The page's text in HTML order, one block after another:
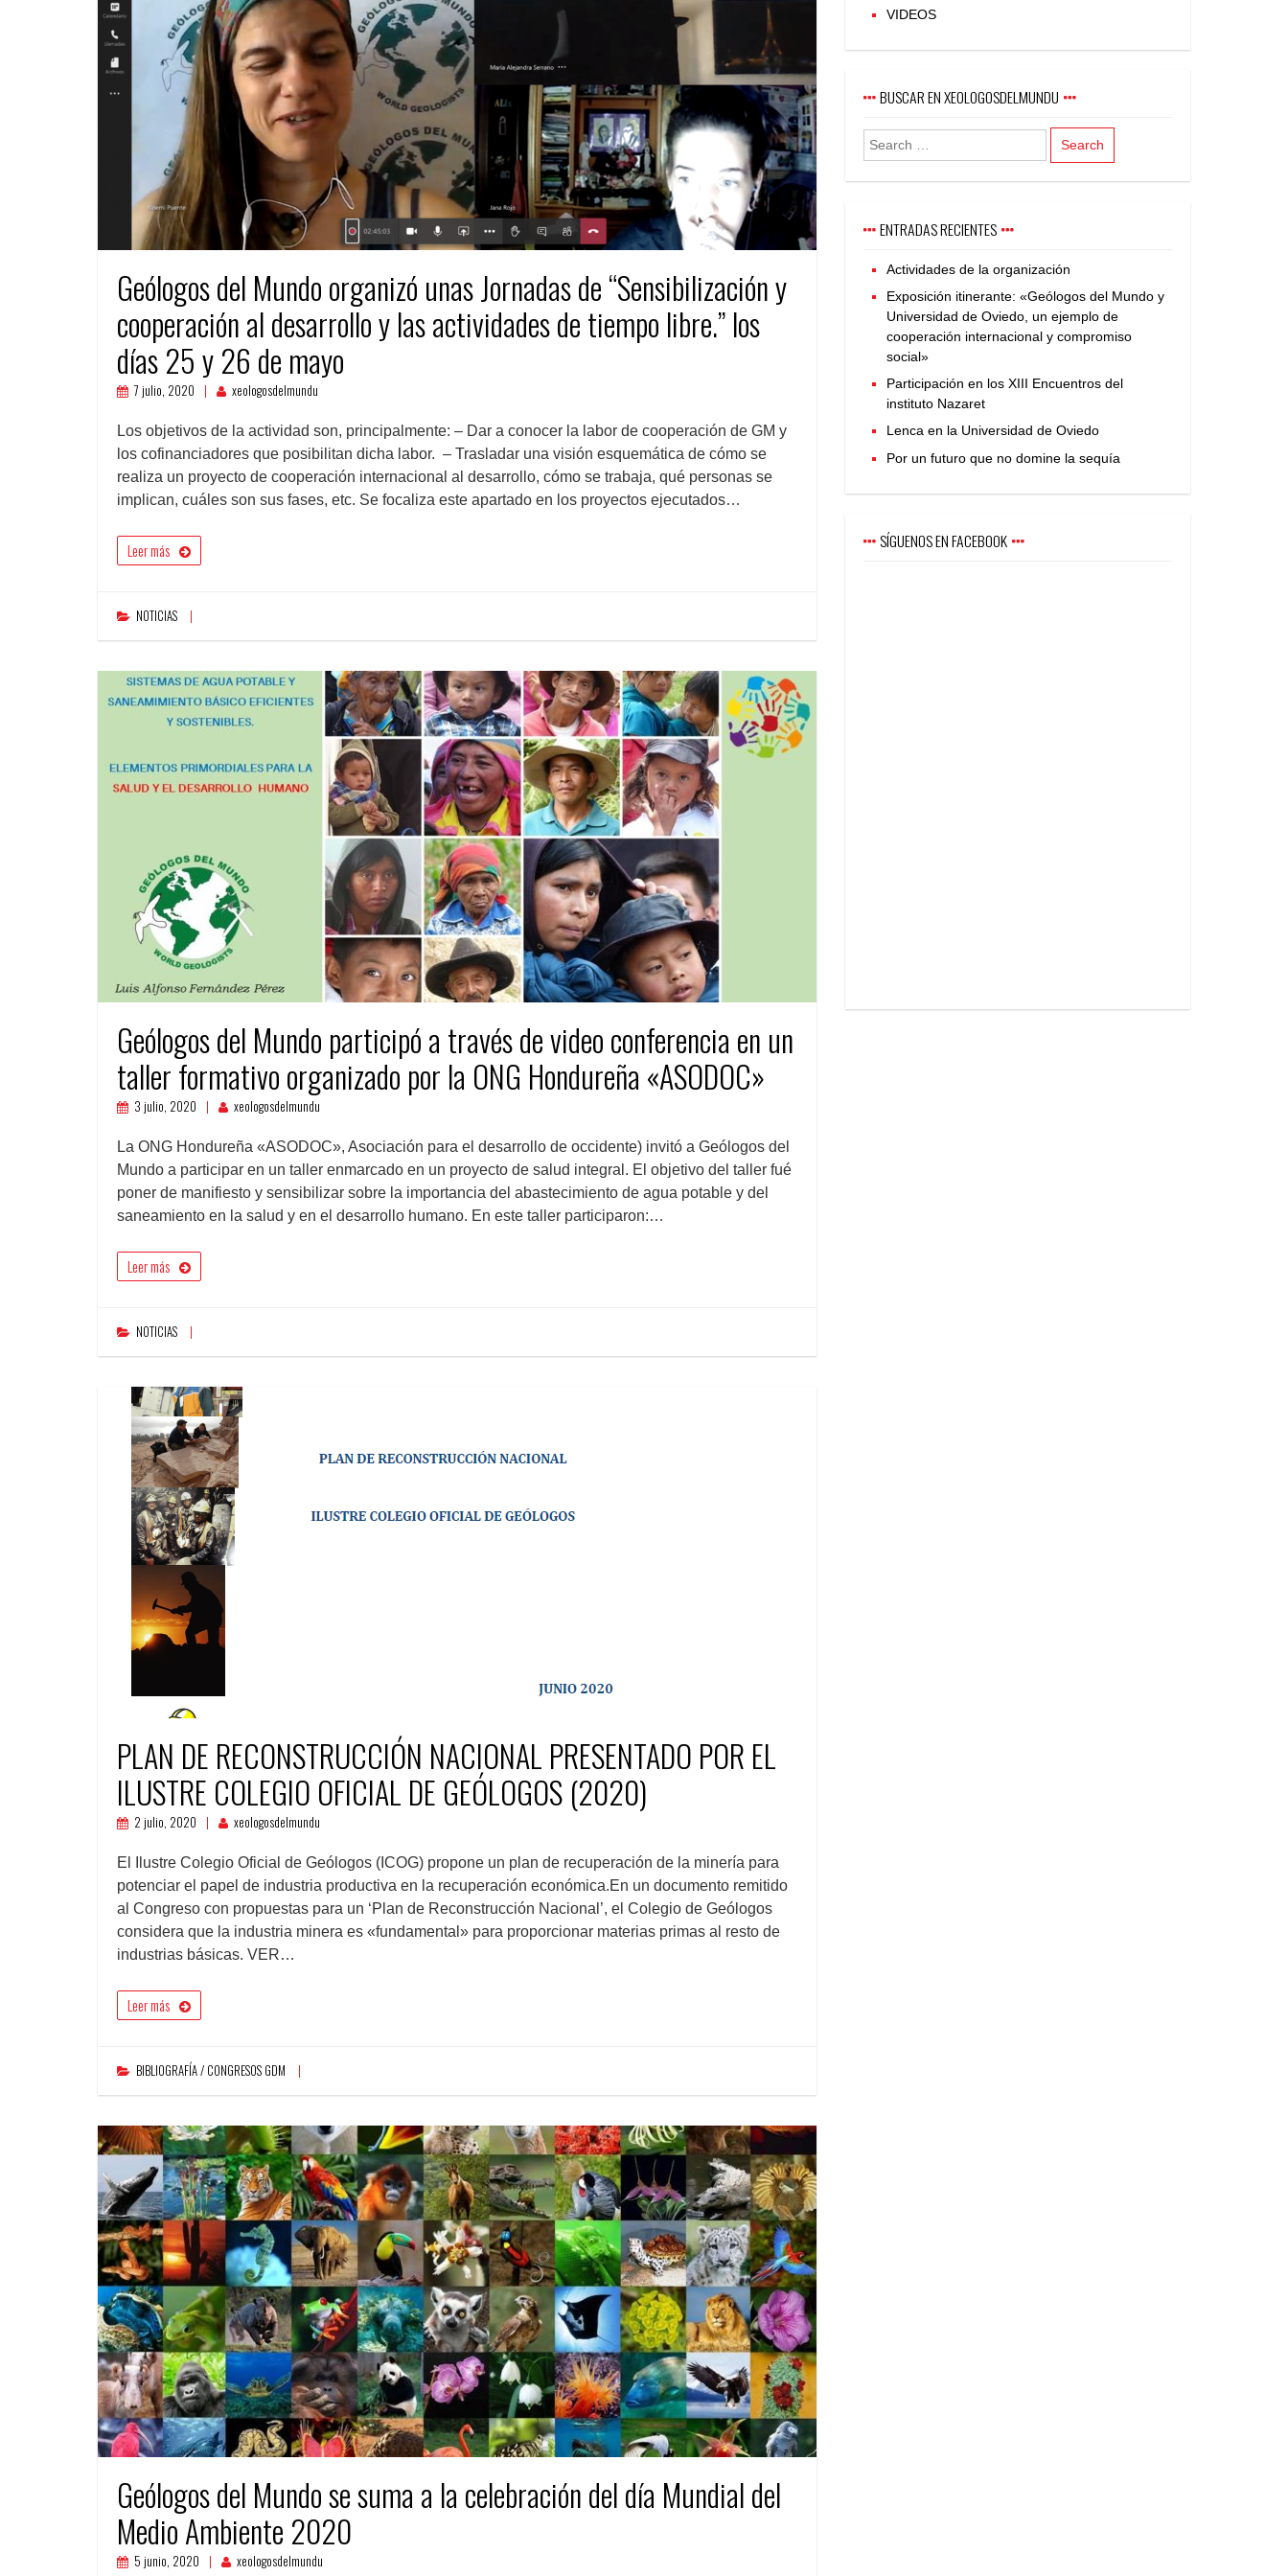
Geólogos del Mundo organizó unas Jornadas de “Sensibilización y
cooperación al desarrollo y las actividades de tiempo libre.” los
días 25 y 26 de mayo
7 julio, 2020 xeologosdelmundu
Los objetivos de la actividad son, principalmente: – Dar a conocer la labor de cooperación de GM y
los cofinanciadores que posibilitan dicha labor. – Trasladar una visión esquemática de cómo se
realiza un proyecto de cooperación internacional al desarrollo, cómo se trabaja, qué personas se
implican, cuáles son sus fases, etc. Se focaliza este apartado en los proyectos ejecutados…
Leer más
NOTICIAS
Geólogos del Mundo participó a través de video conferencia en un
taller formativo organizado por la ONG Hondureña «ASODOC»
3 julio, 2020 xeologosdelmundu
La ONG Hondureña «ASODOC», Asociación para el desarrollo de occidente) invitó a Geólogos del
Mundo a participar en un taller enmarcado en un proyecto de salud integral. El objetivo del taller fué
poner de manifiesto y sensibilizar sobre la importancia del abastecimiento de agua potable y del
saneamiento en la salud y en el desarrollo humano. En este taller participaron:…
Leer más
NOTICIAS
PLAN DE RECONSTRUCCIÓN NACIONAL PRESENTADO POR EL
ILUSTRE COLEGIO OFICIAL DE GEÓLOGOS (2020)
2 julio, 2020 xeologosdelmundu
El Ilustre Colegio Oficial de Geólogos (ICOG) propone un plan de recuperación de la minería para
potenciar el papel de industria productiva en la recuperación económica.En un documento remitido
al Congreso con propuestas para un ‘Plan de Reconstrucción Nacional’, el Colegio de Geólogos
considera que la industria minera es «fundamental» para proporcionar materias primas al resto de
industrias básicas. VER…
Leer más
BIBLIOGRAFÍA / CONGRESOS GDM
Geólogos del Mundo se suma a la celebración del día Mundial del
Medio Ambiente 2020
5 junio, 2020 xeologosdelmundu
VIDEOS
BUSCAR EN XEOLOGOSDELMUNDU
ENTRADAS RECIENTES
Actividades de la organización
Exposición itinerante: «Geólogos del Mundo y
Universidad de Oviedo, un ejemplo de
cooperación internacional y compromiso
social»
Participación en los XIII Encuentros del
instituto Nazaret
Lenca en la Universidad de Oviedo
Por un futuro que no domine la sequía
SÍGUENOS EN FACEBOOK